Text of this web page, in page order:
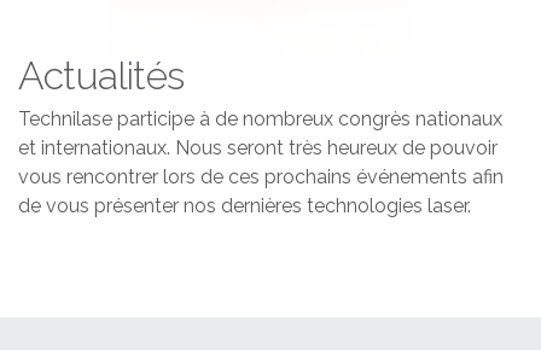
Actualités
Technilase participe à de nombreux congrès nationaux
et internationaux. Nous seront très heureux de pouvoir
vous rencontrer lors de ces prochains événements afin
de vous présenter nos dernières technologies laser.